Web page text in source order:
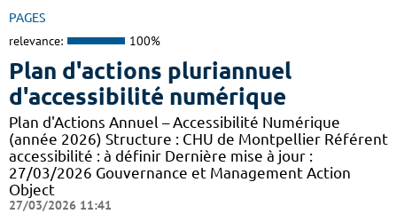
PAGES
relevance: 100%
Plan d'actions pluriannuel
d'accessibilité numérique
Plan d'Actions Annuel – Accessibilité Numérique
(année 2026) Structure : CHU de Montpellier Référent
accessibilité : à définir Dernière mise à jour :
27/03/2026 Gouvernance et Management Action
Object
27/03/2026 11:41